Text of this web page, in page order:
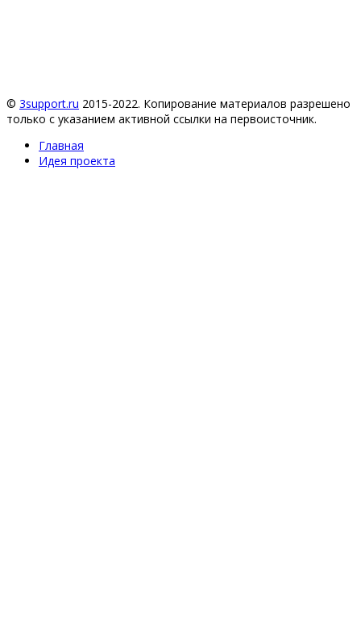
© 3support.ru 2015-2022. Копирование материалов разрешено
только с указанием активной ссылки на первоисточник.
Главная
Идея проекта